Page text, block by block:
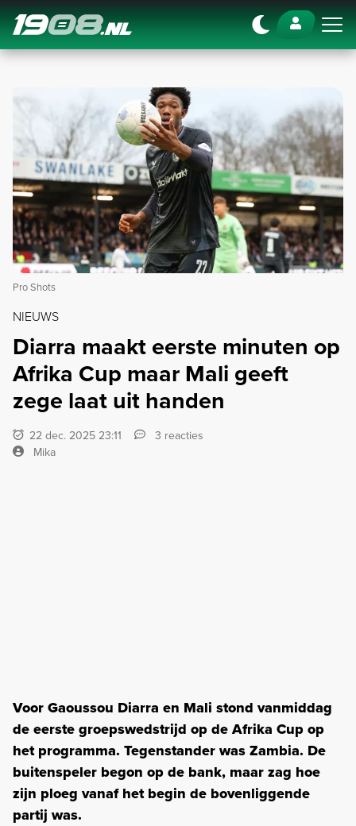
Navigation
Pro Shots
NIEUWS
Diarra maakt eerste minuten op
Afrika Cup maar Mali geeft
zege laat uit handen
22 dec. 2025 23:11
3 reacties
Mika
Voor Gaoussou Diarra en Mali stond vanmiddag
de eerste groepswedstrijd op de Afrika Cup op
het programma. Tegenstander was Zambia. De
buitenspeler begon op de bank, maar zag hoe
zijn ploeg vanaf het begin de bovenliggende
partij was.